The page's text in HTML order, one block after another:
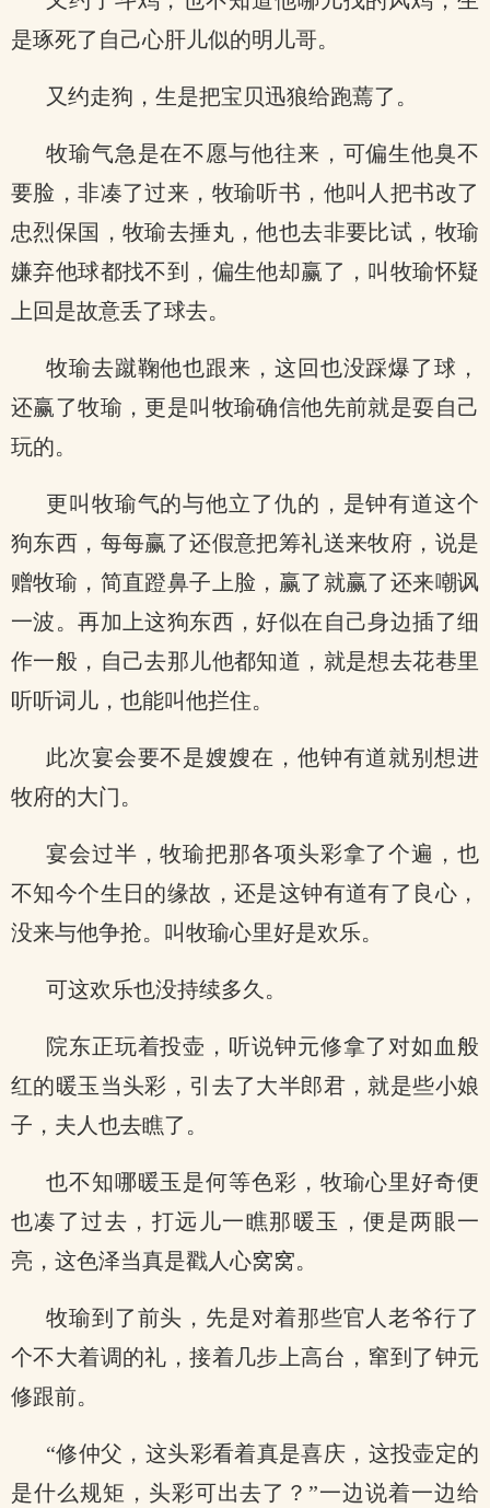
是琢死了自己心肝儿似的明儿哥。
又约走狗，生是把宝贝迅狼给跑蔫了。
牧瑜气急是在不愿与他往来，可偏生他臭不
要脸，非凑了过来，牧瑜听书，他叫人把书改了
忠烈保国，牧瑜去捶丸，他也去非要比试，牧瑜
嫌弃他球都找不到，偏生他却赢了，叫牧瑜怀疑
上回是故意丢了球去。
牧瑜去蹴鞠他也跟来，这回也没踩爆了球，
还赢了牧瑜，更是叫牧瑜确信他先前就是耍自己
玩的。
更叫牧瑜气的与他立了仇的，是钟有道这个
狗东西，每每赢了还假意把筹礼送来牧府，说是
赠牧瑜，简直蹬鼻子上脸，赢了就赢了还来嘲讽
一波。再加上这狗东西，好似在自己身边插了细
作一般，自己去那儿他都知道，就是想去花巷里
听听词儿，也能叫他拦住。
此次宴会要不是嫂嫂在，他钟有道就别想进
牧府的大门。
宴会过半，牧瑜把那各项头彩拿了个遍，也
不知今个生日的缘故，还是这钟有道有了良心，
没来与他争抢。叫牧瑜心里好是欢乐。
可这欢乐也没持续多久。
院东正玩着投壶，听说钟元修拿了对如血般
红的暖玉当头彩，引去了大半郎君，就是些小娘
子，夫人也去瞧了。
也不知哪暖玉是何等色彩，牧瑜心里好奇便
也凑了过去，打远儿一瞧那暖玉，便是两眼一
亮，这色泽当真是戳人心窝窝。
牧瑜到了前头，先是对着那些官人老爷行了
个不大着调的礼，接着几步上高台，窜到了钟元
修跟前。
“修仲父，这头彩看着真是喜庆，这投壶定的
是什么规矩，头彩可出去了？”一边说着一边给